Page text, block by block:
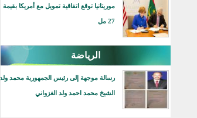
موريتانيا توقع اتفاقية تمويل مع أمريكا بقيمة
27 مل
الرياضة
رسالة موجهة إلى رئيس الجمهورية محمد ولد
الشيخ محمد احمد ولد الغزواني